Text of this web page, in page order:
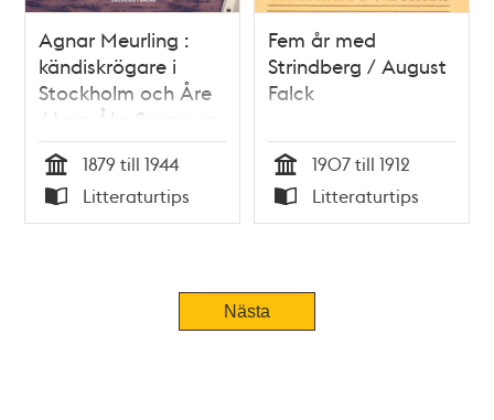
Agnar Meurling :
kändiskrögare i
Stockholm och Åre
/ Lars-Åke Svensson
Tid
1879 till 1944
Typ
Litteraturtips
Fem år med
Strindberg / August
Falck
Tid
1907 till 1912
Typ
Litteraturtips
Nästa